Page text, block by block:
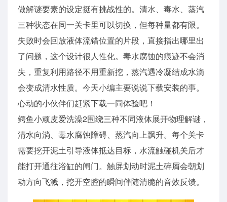
做解谜要素的设定挺有挑战性的。清水、毒水、蒸汽
三种状态在同一关卡里可以切换，但每种量都有限。
失败时会回放液体流错位置的片段，直接指出哪里出
了问题，这个设计很人性化。毒水腐蚀的痕迹不会消
失，重复利用路径不用重新挖，蒸汽遇冷凝结成水滴
会变成清水性质。今天小编主要说说下载安装的事。
心动的小伙伴们赶紧下载一同体验吧！
鳄鱼小顽皮爱洗澡2围绕三种不同液体展开物理解谜，
清水向淌、毒水腐蚀障碍、蒸汽向上飘升。每个关卡
需要挖开泥土引导液体抵达目标，水流触碰机关后才
能打开通往浴缸的闸门。触屏划动时泥土碎屑会朝划
动方向飞溅，挖开空腔的瞬间伴随清脆的音效反馈。